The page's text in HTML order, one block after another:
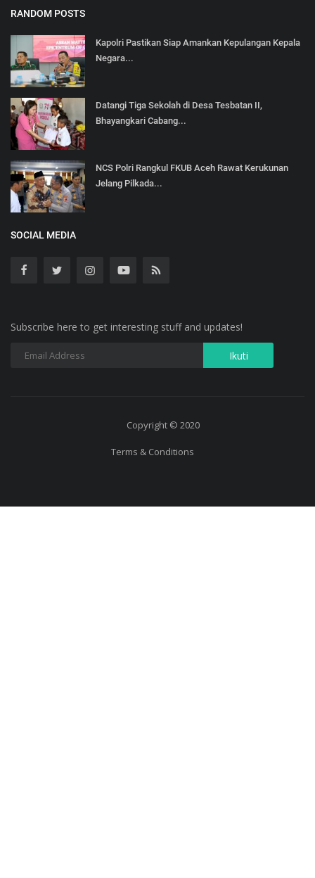
RANDOM POSTS
Kapolri Pastikan Siap Amankan Kepulangan Kepala
Negara...
Datangi Tiga Sekolah di Desa Tesbatan II,
Bhayangkari Cabang...
NCS Polri Rangkul FKUB Aceh Rawat Kerukunan
Jelang Pilkada...
SOCIAL MEDIA
Subscribe here to get interesting stuff and updates!
Copyright © 2020
Terms & Conditions